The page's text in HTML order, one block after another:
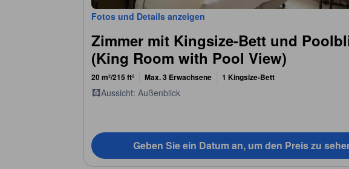
Fotos und Details anzeigen
Zimmer mit Kingsize-Bett und
(King Room with Pool View)
20 m²/215 ft² Max. 3 Erwachsene 1 Kingsize-Bett
Aussicht: Außenblick
Geben Sie ein Datum an, um den Preis zu